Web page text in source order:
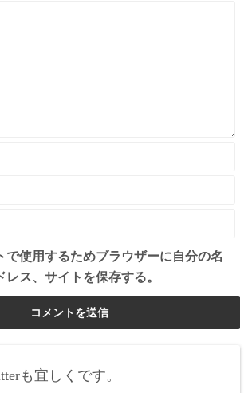
で使用するためブラウザーに自分の名
ス、サイトを保存する。
も宜しくです。